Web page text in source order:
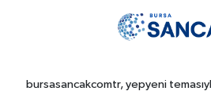
bursasancakcomtr, yepyeni